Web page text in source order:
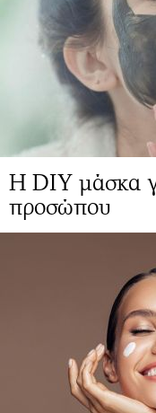
H DIY μάσκα
προσώπου